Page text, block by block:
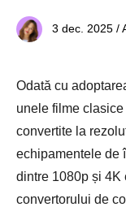
3 dec. 2025 /
Odată cu
unele filme
convertite la
echipamentele de
dintre 1080p și 4K
convertorului de